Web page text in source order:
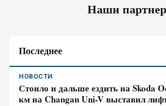
Наши
Последнее
НОВОСТИ
Стоило и дальше ездить на Skoda
км на Changan Uni-V выставил